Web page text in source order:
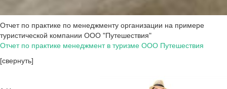
Отчет по практике по менеджменту организации на примере
туристической компании ООО "Путешествия"
Отчет по практике менеджмент в туризме ООО Путешествия
[свернуть]